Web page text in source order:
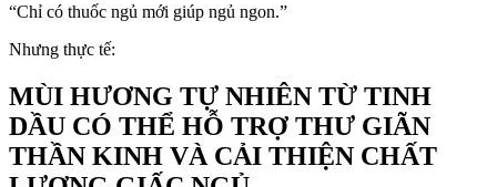
“Chỉ có thuốc ngủ mới giúp ngủ ngon.”
Nhưng thực tế:
MÙI HƯƠNG TỰ NHIÊN TỪ TINH
DẦU CÓ THỂ HỖ TRỢ THƯ GIÃN
THẦN KINH VÀ CẢI THIỆN CHẤT